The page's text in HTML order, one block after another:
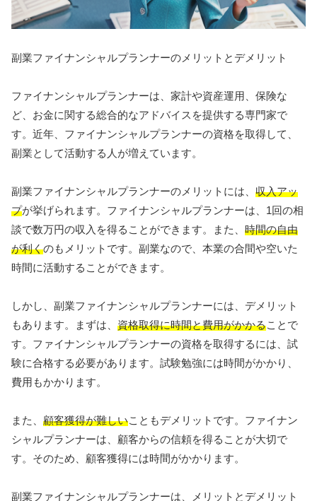
副業ファイナンシャルプランナーのメリットとデメリット
ファイナンシャルプランナーは、家計や資産運用、保険な
ど、お金に関する総合的なアドバイスを提供する専門家で
す。近年、ファイナンシャルプランナーの資格を取得して、
副業として活動する人が増えています。
副業ファイナンシャルプランナーのメリットには、 収入アッ
プが挙げられます。ファイナンシャルプランナーは、1回の相
談で数万円の収入を得ることができます。また、 時間の自由
が利くのもメリットです。副業なので、本業の合間や空いた
時間に活動することができます。
しかし、副業ファイナンシャルプランナーには、デメリット
もあります。まずは、 資格取得に時間と費用がかかることで
す。ファイナンシャルプランナーの資格を取得するには、試
験に合格する必要があります。試験勉強には時間がかかり、
費用もかかります。
また、 顧客獲得が難しいこともデメリットです。ファイナン
シャルプランナーは、顧客からの信頼を得ることが大切で
す。そのため、顧客獲得には時間がかかります。
副業ファイナンシャルプランナーは、メリットとデメリット